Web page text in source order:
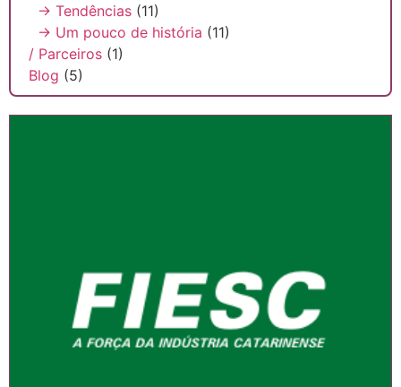
→ Tendências (11)
→ Um pouco de história (11)
/ Parceiros (1)
Blog (5)